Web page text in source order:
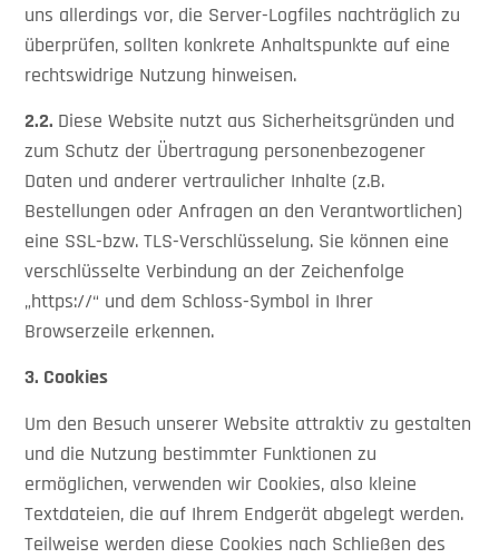
uns allerdings vor, die Server-Logfiles nachträglich zu
überprüfen, sollten konkrete Anhaltspunkte auf eine
rechtswidrige Nutzung hinweisen.
2.2. Diese Website nutzt aus Sicherheitsgründen und
zum Schutz der Übertragung personenbezogener
Daten und anderer vertraulicher Inhalte (z.B.
Bestellungen oder Anfragen an den Verantwortlichen)
eine SSL-bzw. TLS-Verschlüsselung. Sie können eine
verschlüsselte Verbindung an der Zeichenfolge
„https://“ und dem Schloss-Symbol in Ihrer
Browserzeile erkennen.
3. Cookies
Um den Besuch unserer Website attraktiv zu gestalten
und die Nutzung bestimmter Funktionen zu
ermöglichen, verwenden wir Cookies, also kleine
Textdateien, die auf Ihrem Endgerät abgelegt werden.
Teilweise werden diese Cookies nach Schließen des